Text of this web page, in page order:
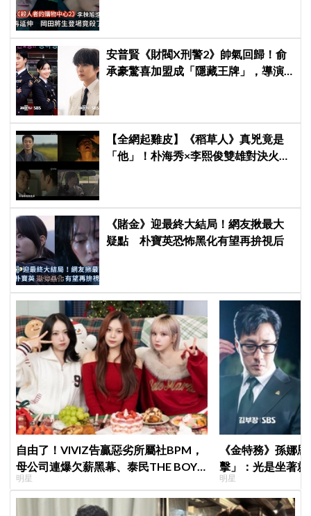
安普賢《財閥X刑警2》帥氣回歸！俞
承豪驚喜加盟成「隱藏王牌」，導演
【全網起雞皮】《稻草人》真兇竟是
「他」！朴海秀×李熙俊雙雄對決火花
《賭金》迎最終大結局！網友揪最大
疑點 朴寶英恐怖黑化有望再拚視后
自由了！VIVIZ告贏惡劣所屬社BPM，
母公司連爆欠薪黑幕、泰民THE BOYZ
李昇基集體逃亡
明星
《金特務》孫娜
擊」：光是坐著
明星